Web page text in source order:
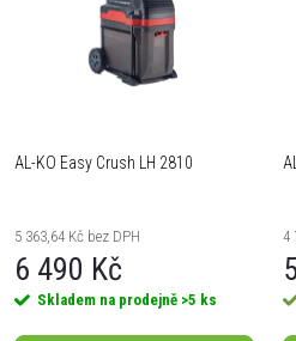
p
r
o
Abecedně
s
r
o
AL-KO Easy Crush LH 2810
5 363,64 Kč bez DPH
6 490 Kč
Skladem na prodejně >5 ks
4